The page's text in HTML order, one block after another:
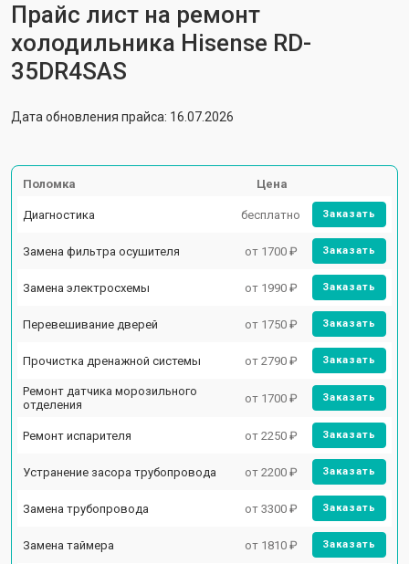
Прайс лист на ремонт
холодильника Hisense RD-
35DR4SAS
Дата обновления прайса: 16.07.2026
Поломка Цена
Диагностика бесплатно Заказать
Замена фильтра осушителя от 1700 ₽ Заказать
Замена электросхемы от 1990 ₽ Заказать
Перевешивание дверей от 1750 ₽ Заказать
Прочистка дренажной системы от 2790 ₽ Заказать
Ремонт датчика морозильного
отделения
от 1700 ₽ Заказать
Ремонт испарителя от 2250 ₽ Заказать
Устранение засора трубопровода от 2200 ₽ Заказать
Замена трубопровода от 3300 ₽ Заказать
Замена таймера от 1810 ₽ Заказать